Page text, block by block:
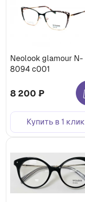
Neolook glamour N-
8094 c001
8 200 ₽
Купить в 1 клик